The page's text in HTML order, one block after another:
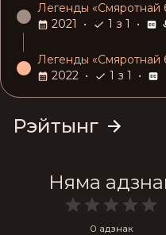
Легенды «Cмяротнай
2021
• 1 з 1 •
Легенды «Cмяротнай
2022 • 1 з 1 •
Рэйтынг
Няма
0 адзнак